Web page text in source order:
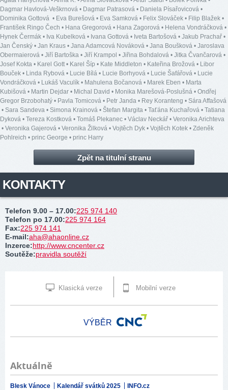
Dagmar Havlová-Veškrnová • Dagmar Patrasová • Daniela Písařovicová •
Dominika Gottová • Eva Burešová • Eva Samková • Felix Slováček • Filip Blažek •
František Ringo Čech • Hana Gregorová • Hana Zagorová • Helena Vondráčková •
Hynek Čermák • Iva Kubelková • Ivana Gottová • Iveta Bartošová • Jakub Prachař •
Jan Čenský • Jan Kraus • Jana Adamcová Nováková • Jana Boušková • Jaroslava
Obermaierová • Jiří Bartoška • Jiří Krampol • Jiřina Bohdalová • Jitka Čvančarová •
Josef Kokta • Karel Gott• Karel Šíp • Kate Middleton • Kateřina Brožová • Libor
Bouček • Linda Rybová • Lucie Bílá • Lucie Borhyová • Lucie Šafářová • Lucie
Vondráčková • Lukáš Vaculík • Mahulena Bočanová • Marek Eben • Marta
Kubišová • Martin Dejdar • Michal David • Monika Marešová-Poslušná • Ondřej
Gregor Brzobohatý • Pavla Tomicová • Petr Janda • Rey Koranteng • Sára Affašová
• Sara Sandeva • Simona Krainová • Štefan Margita • Taťána Kuchařová • Tatiana
Dyková • Tereza Kostková • Tomáš Plekanec • Václav Neckář • Veronika Arichteva
• Veronika Gajerová • Veronika Žilková • Vojtěch Dyk • Vojtěch Kotek • Zdeněk
Pohlreich • princ George • princ Harry
Zpět na titulní stranu
KONTAKTY
Telefon 9.00 – 17.00:225 974 140
Telefon po 17.00:225 974 164
Fax:225 974 141
E-mail:aha@ahaonline.cz
Inzerce:http://www.cncenter.cz
Soutěže:pravidla soutěží
Klasická verze Mobilní verze
VÝBĚR
Aktuálně
Blesk Vánoce Kalendář svátků 2025 INFO.cz